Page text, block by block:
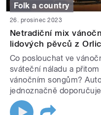
Folk a country
26. prosinec 2023
Netradiční mix
lidových pěvců z
Co poslouchat ve
sváteční náladu a
vánočním songům?
jednoznačně